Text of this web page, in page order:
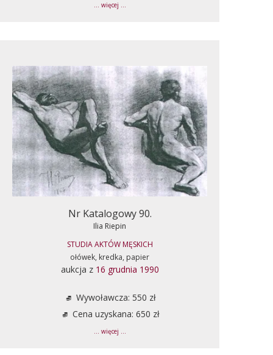
... więcej ...
Nr Katalogowy 90.
Ilia Riepin
STUDIA AKTÓW MĘSKICH
ołówek, kredka, papier
aukcja z 16 grudnia 1990
Wywoławcza: 550 zł
Cena uzyskana: 650 zł
... więcej ...